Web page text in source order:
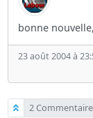
bonne
23 août 2004 à
2